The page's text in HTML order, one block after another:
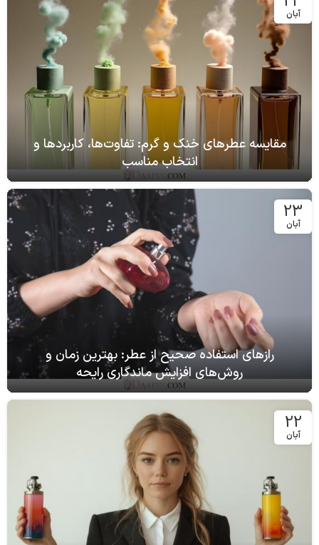
آبان
مقایسه عطرهای خنک و گرم: تفاوت‌ها، کاربردها و
انتخاب مناسب
23
آبان
رازهای استفاده صحیح از عطر: بهترین زمان و
روش‌های افزایش ماندگاری رایحه
22
آبان